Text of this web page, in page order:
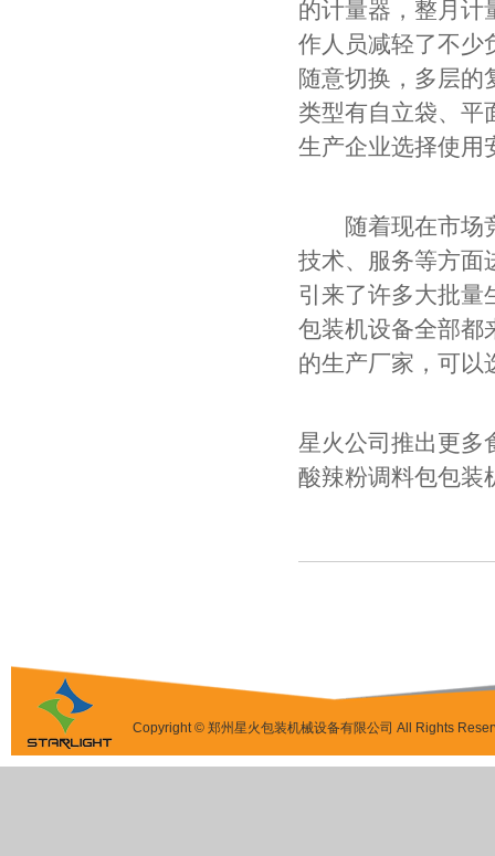
的计量器，整月计
作人员减轻了不少
随意切换，多层的
类型有自立袋、平
生产企业选择使用
随着现在市场竞
技术、服务等方面
引来了许多大批量
包装机设备全部都
的生产厂家，可以
星火公司推出更多
酸辣粉调料包包
Copyright © 郑州星火包装机械设备有限公司 All Rights